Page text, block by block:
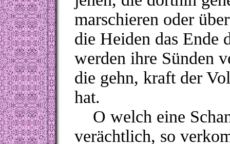
marschieren oder
die Heiden das Ende
werden ihre Sünden
die gehn, kraft der
hat.
O welch eine
verächtlich, so